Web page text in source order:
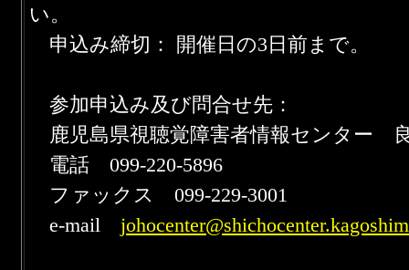
い。
申込み締切： 開催日の3日前まで。
参加申込み及び問合せ先：
鹿児島県視聴覚障害者情報センター
電話 099-220-5896
ファックス 099-229-3001
e-mail